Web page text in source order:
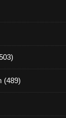
(489)